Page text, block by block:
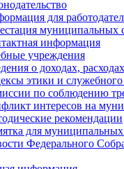
для
муниципальных
информация
учреждения
о доходах,
этики и
по соблюдению
интересов на
рекомендации
для
Федерального